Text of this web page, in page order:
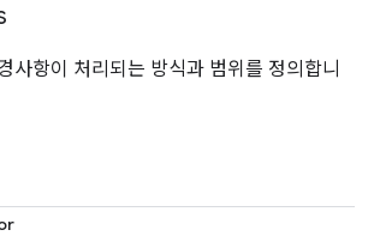
사항이 처리되는 방식과 범위를 정의합니